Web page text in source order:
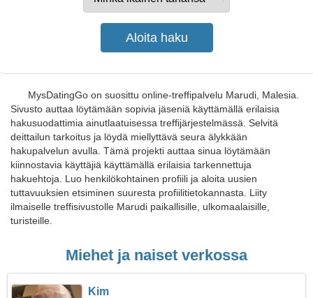
MysDatingGo on suosittu online-treffipalvelu Marudi, Malesia.
Sivusto auttaa löytämään sopivia jäseniä käyttämällä erilaisia
hakusuodattimia ainutlaatuisessa treffijärjestelmässä. Selvitä
deittailun tarkoitus ja löydä miellyttävä seura älykkään
hakupalvelun avulla. Tämä projekti auttaa sinua löytämään
kiinnostavia käyttäjiä käyttämällä erilaisia tarkennettuja
hakuehtoja. Luo henkilökohtainen profiili ja aloita uusien
tuttavuuksien etsiminen suuresta profiilitietokannasta. Liity
ilmaiselle treffisivustolle Marudi paikallisille, ulkomaalaisille,
turisteille.
Miehet ja naiset verkossa
Kim